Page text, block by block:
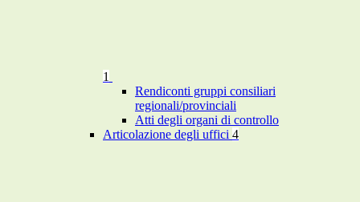
1
Rendiconti gruppi consiliari
regionali/provinciali
Atti degli organi di controllo
Articolazione degli uffici 4